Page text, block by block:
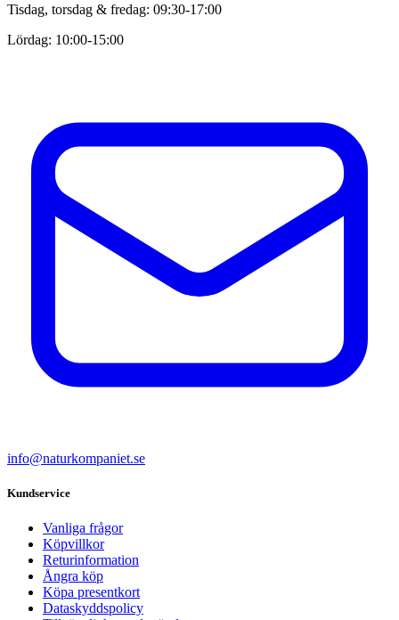
Tisdag, torsdag & fredag: 09:30-17:00
Lördag: 10:00-15:00
info@naturkompaniet.se
Kundservice
Vanliga frågor
Köpvillkor
Returinformation
Ångra köp
Köpa presentkort
Dataskyddspolicy